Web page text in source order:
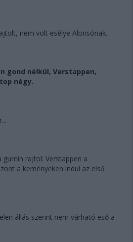
nem volt esélye Alonsónak.
gond nélkül, Verstappen,
négy.
rajtol: Verstappen a
a keményeken indul az első
állás szerint nem várható eső a